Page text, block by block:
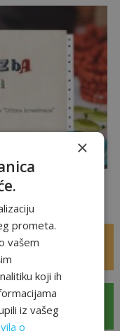
Mepas Mallu
×
prometa.
vašem
koji ih
iz vašeg
o